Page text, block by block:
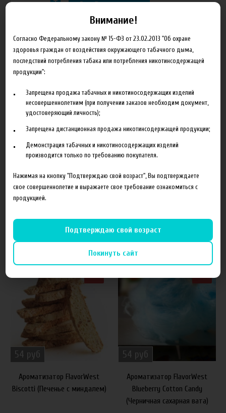
В корзину
Характеристики Отзывы
Производитель
FlavorWest, США
Гарантия
б/г
Похожие товары
54 руб
Ароматизатор FlavorWest
Biscotti (Печенье с миндалем)
54 руб
Ароматизатор FlavorWest
Blueberry Cotton Candy
(Черничная сахарная вата)
Внимание!
Согласно Федеральному закону № 15-ФЗ от 23.02.2013 "Об охране
здоровья граждан от воздействия окружающего табачного дыма,
последствий потребления табака или потребления никотинсодержащей
продукции":
Запрещена продажа табачных и никотиносодержащих изделий
несовершеннолетним (при получении заказов необходим документ,
удостоверяющий личность);
Запрещена дистанционная продажа никотинсодержащей продукции;
Демонстрация табачных и никотиносодержащих изделий
производится только по требованию покупателя.
Нажимая на кнопку "Подтверждаю свой возраст", Вы подтверждаете
свое совершеннолетие и выражаете свое требование ознакомиться с
продукцией.
Подтверждаю свой возраст
Покинуть сайт